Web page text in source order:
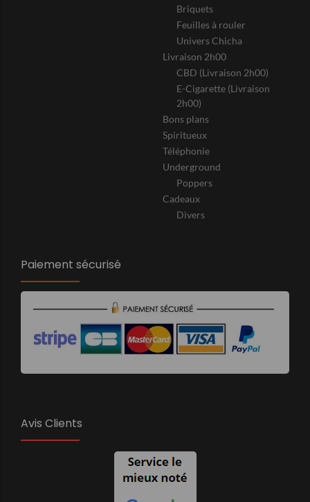
Briquets
Feuilles à rouler
Univers Chicha
Livraison 2h00
CBD (Livraison 2h00)
E-Cigarette (Livraison
2h00)
Bons plans
Spiritueux
Téléphonie
Underground
Poppers
Cadeaux
Divers
Paiement sécurisé
Avis Clients